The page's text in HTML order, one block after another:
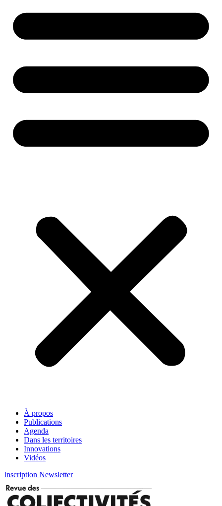
À propos
Publications
Agenda
Dans les territoires
Innovations
Vidéos
Inscription Newsletter